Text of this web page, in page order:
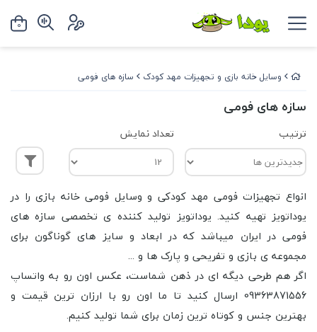
وسایل خانه بازی و تجهیزات مهد کودک سازه های فومی
سازه های فومی
ترتیب تعداد نمایش
انواع تجهیزات فومی مهد کودکی و وسایل فومی خانه بازی را در
یوداتویز تهیه کنید. یوداتویز تولید کننده ی تخصصی سازه های
فومی در ایران میباشد که در ابعاد و سایز های گوناگون برای
مجموعه ی بازی و تفریحی و پارک ها و ...
اگر هم طرحی دیگه ای در ذهن شماست، عکس اون رو به واتساپ
09363871556 ارسال کنید تا ما اون رو با ارزان ترین قیمت و
بهترین جنس و کوتاه ترین زمان برای شما تولید کنیم.
0